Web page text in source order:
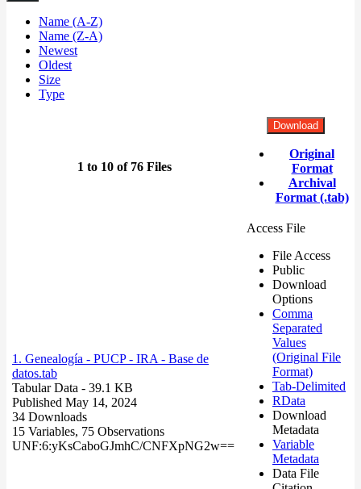
Name (A-Z)
Name (Z-A)
Newest
Oldest
Size
Type
1 to 10 of 76 Files
Download
Original
Format
Archival
Format (.tab)
1. Genealogía - PUCP - IRA - Base de
datos.tab
Tabular Data - 39.1 KB
Published May 14, 2024
34 Downloads
15 Variables, 75 Observations
UNF:6:yKsCaboGJmhC/CNFXpNG2w==
Access File
File Access
Public
Download
Options
Comma
Separated
Values
(Original File
Format)
Tab-Delimited
RData
Download
Metadata
Variable
Metadata
Data File